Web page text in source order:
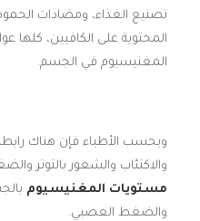
تصنيع الغذاء، ومضادات
المحتوية على الكافيين،
المغنيسيوم في الجسم.
وبحسب الأطباء فإن هناك
والاكتئاب والشعور بالتوتر
مستويات المغنيسيوم
والضغط العصبي.